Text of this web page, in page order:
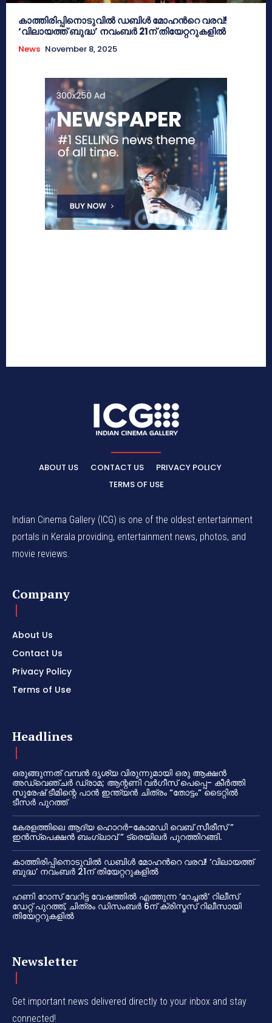
കാത്തിരിപ്പിനൊടുവിൽ ഡബിൾ മോഹന്‍റെ വരവ്!
‘വിലായത്ത് ബുദ്ധ’ നവംബർ 21ന് തിയേറ്ററുകളിൽ
News November 8, 2025
ABOUT US CONTACT US
PRIVACY POLICY
TERMS OF USE
Indian Cinema Gallery (ICG) is one of the oldest entertainment
portals in Kerala providing, entertainment news, photos, and
movie reviews.
Company
About Us
Contact Us
Privacy Policy
Terms of Use
Headlines
ഒരുങ്ങുന്നത് വമ്പൻ ദൃശ്യ വിരുന്നുമായി ഒരു ആക്ഷൻ
അഡ്വെഞ്ചർ ഡ്രാമ; ആന്റണി വർഗീസ് പെപ്പെ- കീർത്തി
സുരേഷ് ടീമിന്റെ പാൻ ഇന്ത്യൻ ചിത്രം “തോട്ടം” ടൈറ്റിൽ
ടീസർ പുറത്ത്
കേരളത്തിലെ ആദ്യ ഹൊറർ-കോമഡി വെബ് സീരീസ് ”
ഇൻസ്പെക്ഷൻ ബംഗ്ലാവ് ” ട്രെയിലർ പുറത്തിറങ്ങി.
കാത്തിരിപ്പിനൊടുവിൽ ഡബിൾ മോഹന്‍റെ വരവ്! ‘വിലായത്ത്
ബുദ്ധ’ നവംബർ 21ന് തിയേറ്ററുകളിൽ
ഹണി റോസ് വേറിട്ട വേഷത്തിൽ എത്തുന്ന ‘റേച്ചൽ’ റിലീസ്
ഡേറ്റ് പുറത്ത്, ചിത്രം ഡിസംബർ 6ന് ക്രിസ്മസ് റിലീസായി
തിയേറ്ററുകളിൽ
Newsletter
Get important news delivered directly to your inbox and stay
connected!